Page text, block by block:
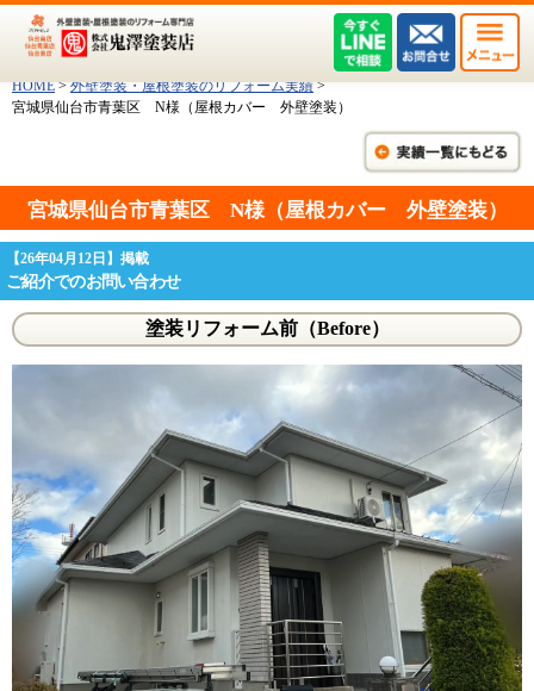
HOME > 外壁塗装・屋根塗装のリフォーム実績 >
宮城県仙台市青葉区 N様（屋根カバー 外壁塗装）
宮城県仙台市青葉区 N様（屋根カバー 外壁塗装）
【26年04月12日】掲載
ご紹介でのお問い合わせ
塗装リフォーム前（Before）